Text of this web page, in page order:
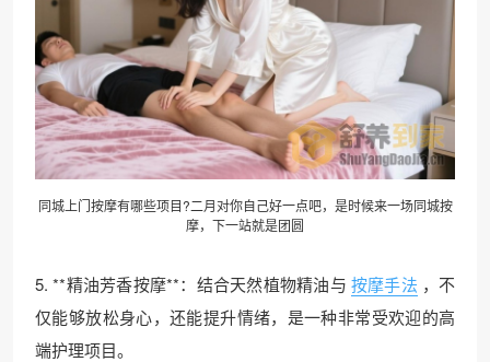
同城上门按摩有哪些项目?二月对你自己好一点吧，是时候来一场同城按
摩，下一站就是团圆
5. **精油芳香按摩**：结合天然植物精油与 按摩手法 ，不
仅能够放松身心，还能提升情绪，是一种非常受欢迎的高
端护理项目。